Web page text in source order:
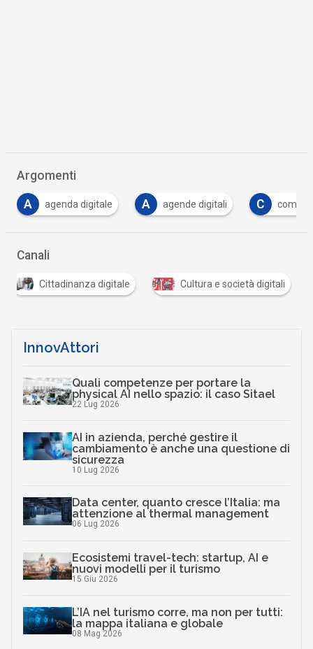
Argomenti
A agende digitali C complessità C critiche
Canali
Cittadinanza digitale Cultura e società digitali
InnovAttori
Quali competenze per portare la
physical AI nello spazio: il caso Sitael
22 Lug 2026
AI in azienda, perché gestire il
cambiamento è anche una questione di
sicurezza
10 Lug 2026
Data center, quanto cresce l’Italia: ma
attenzione al thermal management
06 Lug 2026
Ecosistemi travel-tech: startup, AI e
nuovi modelli per il turismo
15 Giu 2026
L’IA nel turismo corre, ma non per tutti:
la mappa italiana e globale
08 Mag 2026